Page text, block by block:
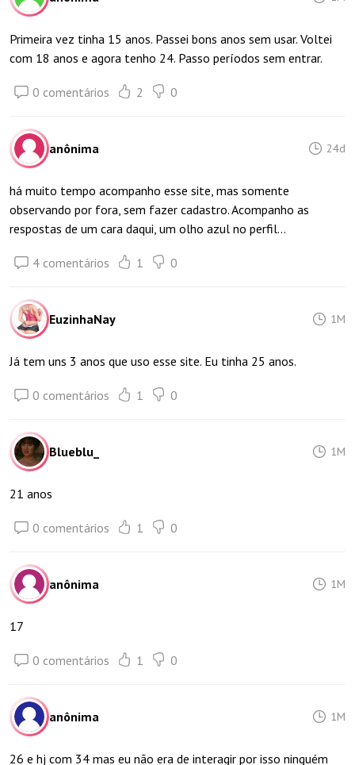
Primeira vez tinha 15 anos. Passei bons anos sem usar. Voltei
com 18 anos e agora tenho 24. Passo períodos sem entrar.
0 comentários 2 0
anônima 24d
há muito tempo acompanho esse site, mas somente
observando por fora, sem fazer cadastro. Acompanho as
respostas de um cara daqui, um olho azul no perfil...
4 comentários 1 0
EuzinhaNay 1M
Já tem uns 3 anos que uso esse site. Eu tinha 25 anos.
0 comentários 1 0
Blueblu_ 1M
21 anos
0 comentários 1 0
anônima 1M
17
0 comentários 1 0
anônima 1M
26 e hj com 34 mas eu não era de interagir por isso ninguém